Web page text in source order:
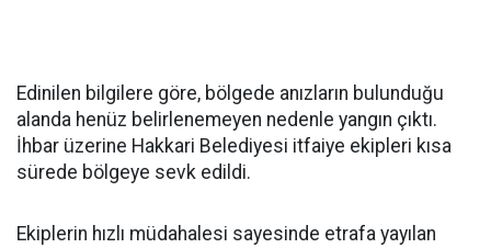
Edinilen bilgilere göre, bölgede anızların bulunduğu
alanda henüz belirlenemeyen nedenle yangın çıktı.
İhbar üzerine Hakkari Belediyesi itfaiye ekipleri kısa
sürede bölgeye sevk edildi.
Ekiplerin hızlı müdahalesi sayesinde etrafa yayılan